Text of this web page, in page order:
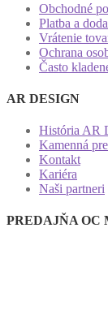
Obchodné
Platba a
Vrátenie
Ochrana
Často
AR DESIGN
História AR
Kamenná
Kontakt
Kariéra
Naši partneri
PREDAJŇA OC